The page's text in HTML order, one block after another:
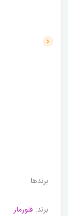
برندها
برند: فلورمار